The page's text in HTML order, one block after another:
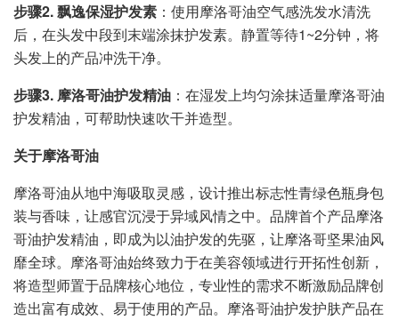
步骤2.飘逸保湿护发素 ：使用摩洛哥油空气感洗发水清洗
后，在头发中段到末端涂抹护发素。静置等待1~2分钟，将
头发上的产品冲洗干净。
步骤3. 摩洛哥油护发精油 ：在湿发上均匀涂抹适量摩洛哥油
护发精油，可帮助快速吹干并造型。
关于摩洛哥油
摩洛哥油从地中海吸取灵感，设计推出标志性青绿色瓶身包
装与香味，让感官沉浸于异域风情之中。品牌首个产品摩洛
哥油护发精油，即成为以油护发的先驱，让摩洛哥坚果油风
靡全球。摩洛哥油始终致力于在美容领域进行开拓性创新，
将造型师置于品牌核心地位，专业性的需求不断激励品牌创
造出富有成效、易于使用的产品。摩洛哥油护发护肤产品在